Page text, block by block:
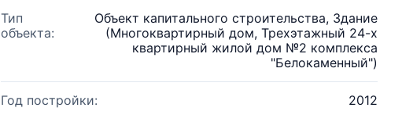
Тип
объекта:
Объект капитального строительства, Здание
(Многоквартирный дом, Трехэтажный 24-х
квартирный жилой дом №2 комплекса
"Белокаменный")
Год постройки: 2012